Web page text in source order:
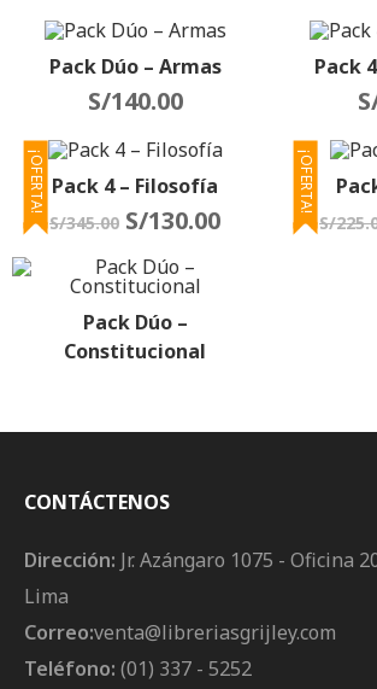
Pack Dúo – Armas
S/140.00
Pack
¡OFERTA! Pack 4 – Filosofía
S/345.00 S/130.00
¡OFERTA!
S/
Pack Dúo –
Constitucional
CONTÁCTENOS
Dirección: Jr. Azángaro 1075 - Oficina
Lima
Correo:venta@libreriasgrijley.com
Teléfono: (01) 337 - 5252